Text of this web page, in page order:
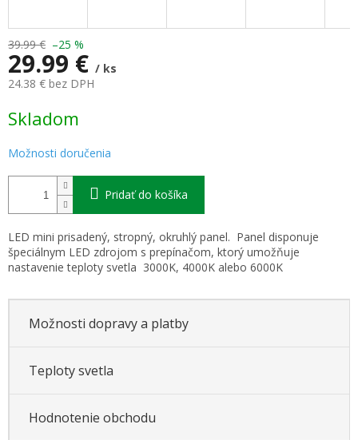
39.99 € –25 %
29.99 € / ks
24.38 € bez DPH
cena:
Skladom
Možnosti doručenia
Pridať do košíka
LED mini prisadený, stropný, okruhlý panel. Panel disponuje
špeciálnym LED zdrojom s prepínačom, ktorý umožňuje
nastavenie teploty svetla 3000K, 4000K alebo 6000K
Možnosti dopravy a platby
Teploty svetla
Hodnotenie obchodu